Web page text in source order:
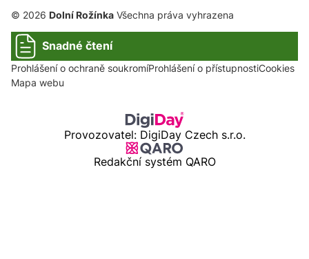
© 2026 Dolní Rožínka Všechna práva vyhrazena
Snadné čtení
Prohlášení o ochraně soukromíProhlášení o přístupnostiCookies
Mapa webu
Provozovatel: DigiDay Czech s.r.o.
Redakční systém QARO